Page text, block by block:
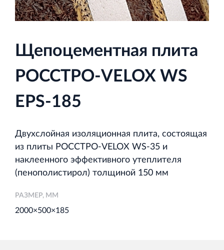
Строительная система ROSSTRO‐VELOX
Несъёмная опалубка из щепоцементных плит
Научно‐исследовательский институт
ЛЕННИИПРОЕКТ
Проектный институт по жилищно‐гражданскому
строительству
Щепоцементная плита
РОССТРО-VELOX WS
EPS-185
Двухслойная изоляционная плита, состоящая
из плиты РОССТРО-VELOX WS-35 и
наклеенного эффективного утеплителя
(пенополистирол) толщиной 150 мм
РАЗМЕР, ММ
2000×500×185